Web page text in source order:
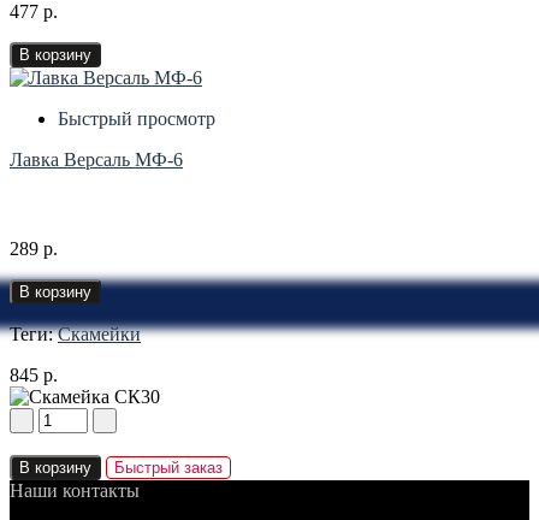
477 р.
В корзину
Быстрый просмотр
Лавка Версаль МФ-6
289 р.
В корзину
Теги:Скамейки
845 р.
В корзину Быстрый заказ
Наши контакты